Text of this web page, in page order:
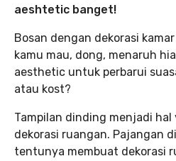
aeshtetic banget!
Bosan dengan dekorasi
kamu mau, dong, menaruh
aesthetic untuk perbarui
atau kost?
Tampilan dinding menjadi
dekorasi ruangan. Pajangan
tentunya membuat dekorasi